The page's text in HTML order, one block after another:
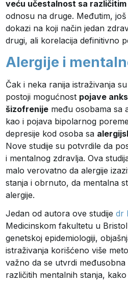
veću učestalnost sa
odnosu na druge. Međutim,
dokazi na koji način jedan
drugi, ali korelacija definitivno
Alergije i
Čak i neka ranija istraživanja
postoji mogućnost pojave
šizofrenije među osobama sa
kao i pojava bipolarnog
depresije kod osoba sa
Nove studije su potvrdile da
i mentalnog zdravlja. Ova
malo verovatno da alergije
stanja i obrnuto, da mentalna
alergije.
Jedan od autora ove studijedr
Medicinskom fakultetu u
genetskoj epidemiologiji,
istraživanja korišćeno više
važno da se utvrdi
različitih mentalnih stanja,